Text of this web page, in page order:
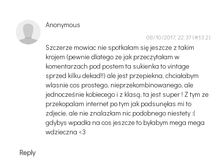
Anonymous
08/10/2017, 22:37
Szczerze mowiac nie spotkałam się jeszcze z takim
krojem (pewnie dlatego ze jak przeczytałam w
komentarzach pod postem ta sukienka to vintage
sprzed kilku dekad!!) ale jest przepiekna, chciałabym
wlasnie cos prostego, nieprzekombinowanego, ale
jednocześnie kobiecego i z klasą, ta jest super ! Z tym ze
przekopalam internet po tym jak podsunęłas mi to
zdjecie, ale nie znalazłam nic podobnego niestety :(
gdybys wpadła na cos jeszcze to byłabym mega mega
wdzieczna <3
Reply